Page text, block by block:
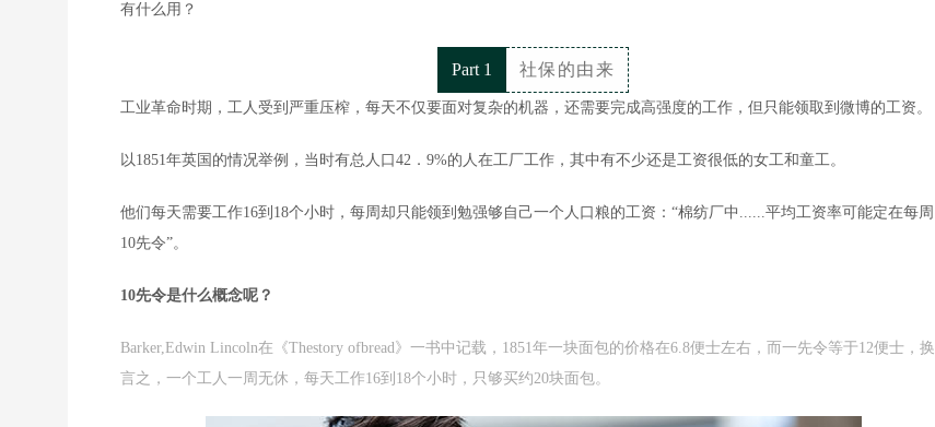
有什么用？
Part 1 社保的由来
工业革命时期，工人受到严重压榨，每天不仅要面对复杂的机器，还需要完成高强度的工作，但只能领取到微博的工资。
以1851年英国的情况举例，当时有总人口42．9%的人在工厂工作，其中有不少还是工资很低的女工和童工。
他们每天需要工作16到18个小时，每周却只能领到勉强够自己一个人口粮的工资：“棉纺厂中......平均工资率可能定在每周
10先令”。
10先令是什么概念呢？
Barker,Edwin Lincoln在《Thestory ofbread》一书中记载，1851年一块面包的价格在6.8便士左右，而一先令等于12便士，换
言之，一个工人一周无休，每天工作16到18个小时，只够买约20块面包。